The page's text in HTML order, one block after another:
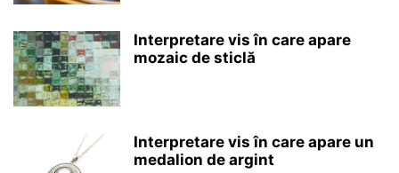
Interpretare vis în care apare
mozaic de sticlă
Interpretare vis în care apare un
medalion de argint